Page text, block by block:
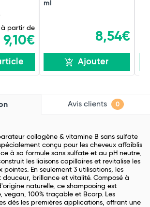
à partir de
9,10€
ml
8,54€
Ajouter
Avis clients 0
collagène & vitamine B sans sulfate
conçu pour les cheveux affaiblis
à sa formule sans sulfate et au pH neutre,
les liaisons capillaires et revitalise les
pointes. En seulement 3 utilisations, les
douceur, brillance et vitalité. Composé à
naturelle, ce shampooing est
vegan, 100% traçable et Bcorp. Les
dès les premières applications, offrant une